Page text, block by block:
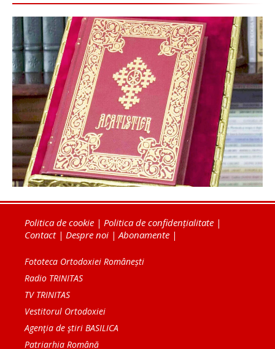
Politica de cookie | Politica de confidențialitate |
Contact| Despre noi | Abonamente |
Fototeca Ortodoxiei Românești
Radio TRINITAS
TV TRINITAS
Vestitorul Ortodoxiei
Agenţia de ştiri BASILICA
Patriarhia Română